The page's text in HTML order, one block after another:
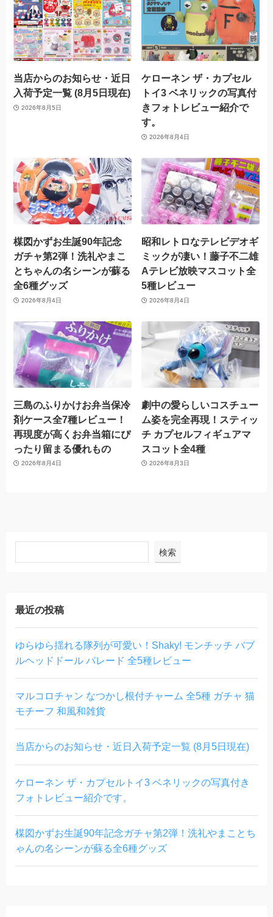
当店からのお知らせ・近日
入荷予定一覧 (8月5日現在)
2026年8月5日
ケローネン ザ・カプセル
トイ3 ベネリックの写真付
きフォトレビュー紹介で
す。
2026年8月4日
楳図かずお生誕90年記念
ガチャ第2弾！洗礼やまこ
とちゃんの名シーンが蘇る
全6種グッズ
2026年8月4日
昭和レトロなテレビデオギ
ミックが凄い！藤子不二雄
Aテレビ放映マスコット全
5種レビュー
2026年8月4日
三島のふりかけお弁当保冷
剤ケース全7種レビュー！
再現度が高くお弁当箱にぴ
ったり留まる優れもの
2026年8月4日
劇中の愛らしいコスチュー
ム姿を完全再現！スティッ
チ カプセルフィギュアマ
スコット全4種
2026年8月3日
検索
最近の投稿
ゆらゆら揺れる隊列が可愛い！Shaky! モンチッチ バブ
ルヘッドドール パレード 全5種レビュー
マルコロチャン なつかし根付チャーム 全5種 ガチャ 猫
モチーフ 和風和雑貨
当店からのお知らせ・近日入荷予定一覧 (8月5日現在)
ケローネン ザ・カプセルトイ3 ベネリックの写真付き
フォトレビュー紹介です。
楳図かずお生誕90年記念ガチャ第2弾！洗礼やまことち
ゃんの名シーンが蘇る全6種グッズ